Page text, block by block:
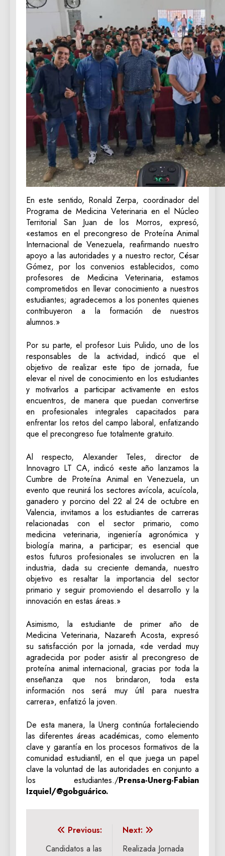
En este sentido, Ronald Zerpa, coordinador del
Programa de Medicina Veterinaria en el Núcleo
Territorial San Juan de los Morros, expresó,
«estamos en el precongreso de Proteína Animal
Internacional de Venezuela, reafirmando nuestro
apoyo a las autoridades y a nuestro rector, César
Gómez, por los convenios establecidos, como
profesores de Medicina Veterinaria, estamos
comprometidos en llevar conocimiento a nuestros
estudiantes; agradecemos a los ponentes quienes
contribuyeron a la formación de nuestros
alumnos.»
Por su parte, el profesor Luis Pulido, uno de los
responsables de la actividad, indicó que el
objetivo de realizar este tipo de jornada, fue
elevar el nivel de conocimiento en los estudiantes
y motivarlos a participar activamente en estos
encuentros, de manera que puedan convertirse
en profesionales integrales capacitados para
enfrentar los retos del campo laboral, enfatizando
que el precongreso fue totalmente gratuito.
Al respecto, Alexander Teles, director de
Innovagro LT CA, indicó «este año lanzamos la
Cumbre de Proteína Animal en Venezuela, un
evento que reunirá los sectores avícola, acuícola,
ganadero y porcino del 22 al 24 de octubre en
Valencia, invitamos a los estudiantes de carreras
relacionadas con el sector primario, como
medicina veterinaria, ingeniería agronómica y
biología marina, a participar; es esencial que
estos futuros profesionales se involucren en la
industria, dada su creciente demanda, nuestro
objetivo es resaltar la importancia del sector
primario y seguir promoviendo el desarrollo y la
innovación en estas áreas.»
Asimismo, la estudiante de primer año de
Medicina Veterinaria, Nazareth Acosta, expresó
su satisfacción por la jornada, «de verdad muy
agradecida por poder asistir al precongreso de
proteína animal internacional, gracias por toda la
enseñanza que nos brindaron, toda esta
información nos será muy útil para nuestra
carrera», enfatizó la joven.
De esta manera, la Unerg continúa fortaleciendo
las diferentes áreas académicas, como elemento
clave y garantía en los procesos formativos de la
comunidad estudiantil, en el que juega un papel
clave la voluntad de las autoridades en conjunto a
los estudiantes./Prensa-Unerg-Fabian
Izquiel/@gobguárico.
Navegación
de
Previous:
‎Candidatos a las
Next:
Realizada Jornada